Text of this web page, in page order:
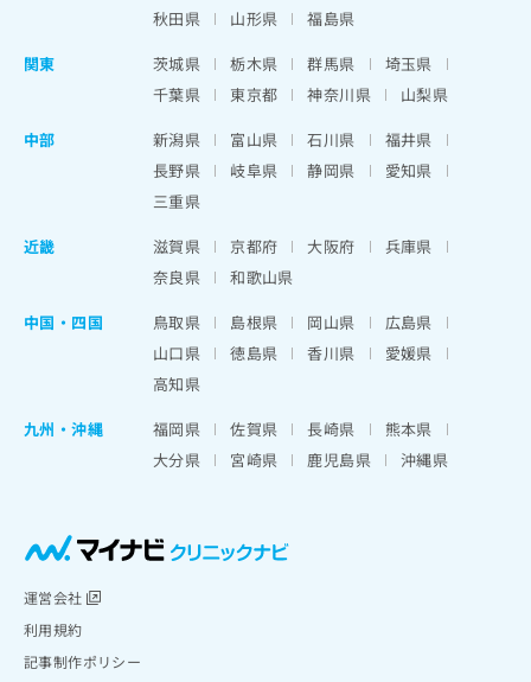
秋田県
山形県
福島県
関東
茨城県 栃木県 群馬県
埼玉県
千葉県
東京都 神奈川県
山梨県
中部
新潟県 富山県 石川県
福井県
長野県
岐阜県 静岡県
愛知県
三重県
近畿
滋賀県 京都府 大阪府
兵庫県
奈良県
和歌山県
中国・四国
鳥取県 島根県 岡山県
広島県
山口県
徳島県 香川県
愛媛県
高知県
九州・沖縄
福岡県 佐賀県 長崎県
熊本県
大分県
宮崎県 鹿児島県 沖縄県
運営会社
利用規約
記事制作ポリシー